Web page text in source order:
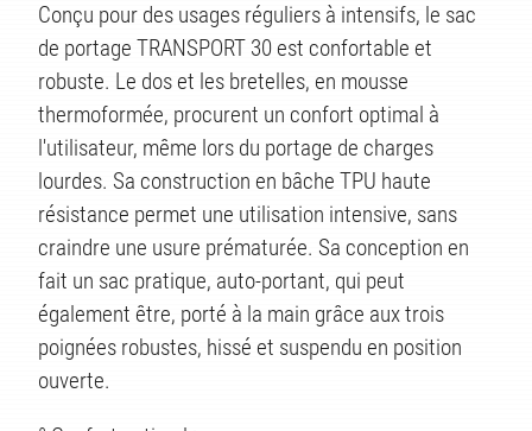
Conçu pour des usages réguliers à intensifs, le sac
de portage TRANSPORT 30 est confortable et
robuste. Le dos et les bretelles, en mousse
thermoformée, procurent un confort optimal à
l'utilisateur, même lors du portage de charges
lourdes. Sa construction en bâche TPU haute
résistance permet une utilisation intensive, sans
craindre une usure prématurée. Sa conception en
fait un sac pratique, auto-portant, qui peut
également être, porté à la main grâce aux trois
poignées robustes, hissé et suspendu en position
ouverte.